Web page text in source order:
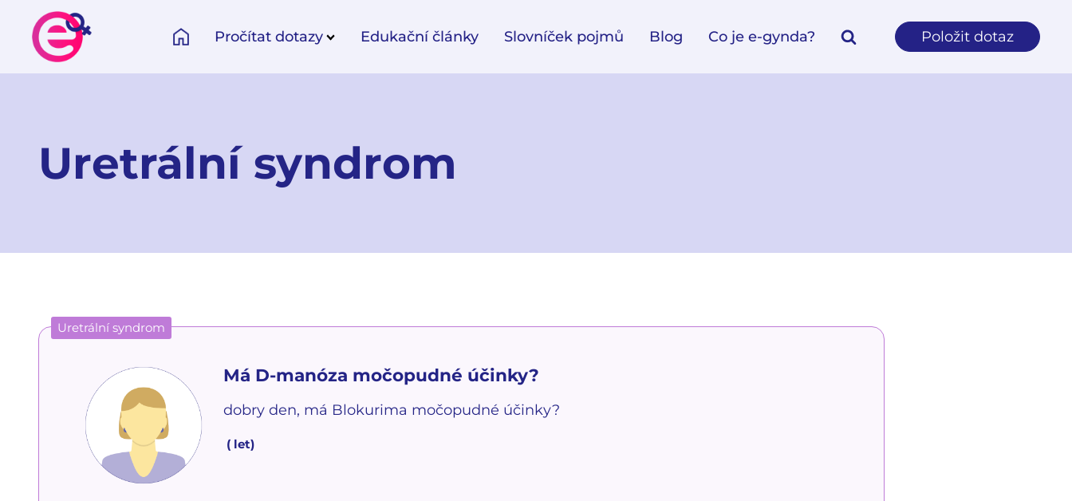
Pročítat dotazy Edukační články Slovníček pojmů Blog Co je e-gynda? Položit dotaz
Uretrální syndrom
Uretrální syndrom
Má D-manóza močopudné účinky?
dobry den, má Blokurima močopudné účinky?
(let)